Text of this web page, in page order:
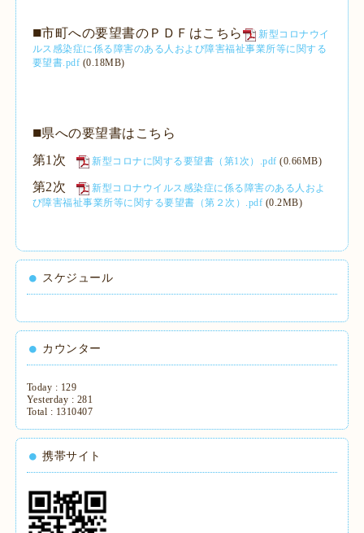
■市町への要望書のＰＤＦはこちら
新型コロナウイ
ルス感染症に係る障害のある人および障害福祉事業所等に関する
要望書.pdf (0.18MB)
■県への要望書はこちら
第1次
新型コロナに関する要望書（第1次）.pdf (0.66MB)
第2次
新型コロナウイルス感染症に係る障害のある人およ
び障害福祉事業所等に関する要望書（第２次）.pdf (0.2MB)
スケジュール
カウンター
Today : 129
Yesterday : 281
Total : 1310407
携帯サイト